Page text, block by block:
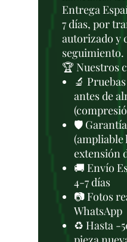
Entrega
7 días, por
autorizado y
seguimiento.
🏆 Nuestros
🔬
antes de
🛡️ Garantía
(ampliable
extensión
🚚 Envío
4-7 días
📷 Fotos
WhatsApp
♻️ Hasta -